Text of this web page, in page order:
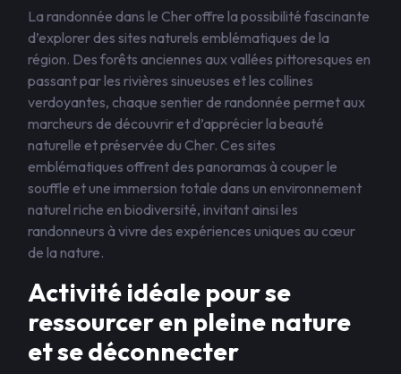
La randonnée dans le Cher offre la possibilité fascinante
d’explorer des sites naturels emblématiques de la
région. Des forêts anciennes aux vallées pittoresques en
passant par les rivières sinueuses et les collines
verdoyantes, chaque sentier de randonnée permet aux
marcheurs de découvrir et d’apprécier la beauté
naturelle et préservée du Cher. Ces sites
emblématiques offrent des panoramas à couper le
souffle et une immersion totale dans un environnement
naturel riche en biodiversité, invitant ainsi les
randonneurs à vivre des expériences uniques au cœur
de la nature.
Activité idéale pour se
ressourcer en pleine nature
et se déconnecter